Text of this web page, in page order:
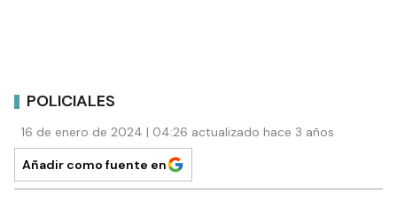
POLICIALES
16 de enero de 2024 | 04:26 actualizado hace 3 años
Añadir como fuente en